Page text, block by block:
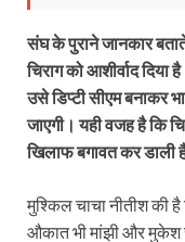
संघ के पुराने जानकार
चिराग को आशीर्वाद
उसे डिप्टी सीएम बनाकर
जाएगी। यही वजह है कि
खिलाफ बगावत कर डाली
मुश्किल चाचा नीतीश की
औकात भी मांझी और